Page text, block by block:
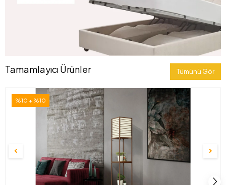
Tamamlayıcı Ürünler Tümünü Gör
%10 + %10